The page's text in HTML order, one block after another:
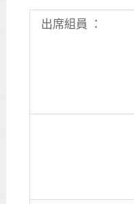
出席組員 ：